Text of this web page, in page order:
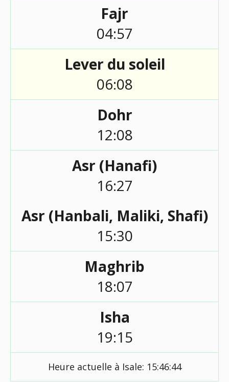
Fajr
04:57
Lever du soleil
06:08
Dohr
12:08
Asr (Hanafi)
16:27
Asr (Hanbali, Maliki, Shafi)
15:30
Maghrib
18:07
Isha
19:15
Heure actuelle à Isale: 15:46:45